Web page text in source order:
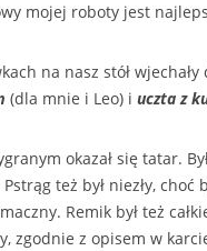
mojej roboty jest
na nasz stół wjechały
(dla mnie i Leo) i uczta z
okazał się tatar.
też był niezły,
Remik był też
zgodnie z opisem w